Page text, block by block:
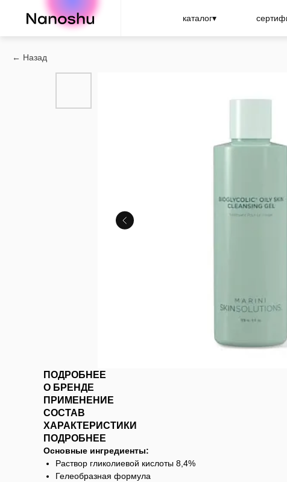
Nanoshu каталог▾
Назад
ПОДРОБНЕЕ
О БРЕНДЕ
ПРИМЕНЕНИЕ
СОСТАВ
ХАРАКТЕРИСТИКИ
ПОДРОБНЕЕ
Основные ингредиенты:
Раствор гликолиевой кислоты 8,4%
Гелеобразная формула